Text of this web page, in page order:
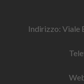
Indirizzo: Viale